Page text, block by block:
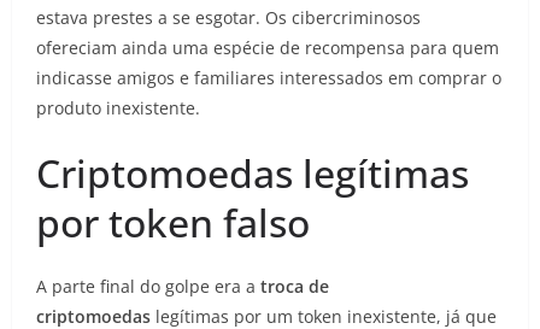
estava prestes a se esgotar. Os cibercriminosos
ofereciam ainda uma espécie de recompensa para quem
indicasse amigos e familiares interessados em comprar o
produto inexistente.
Criptomoedas legítimas
por token falso
A parte final do golpe era a troca de
criptomoedas legítimas por um token inexistente, já que